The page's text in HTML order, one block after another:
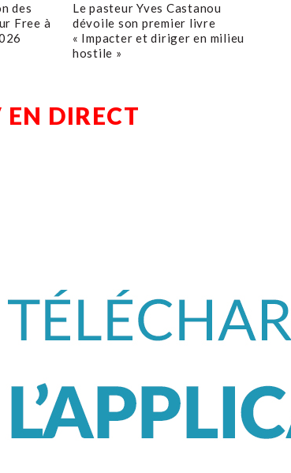
des
Free à
Le pasteur Yves Castanou
dévoile son premier livre
« Impacter et diriger en milieu
hostile »
EN DIRECT